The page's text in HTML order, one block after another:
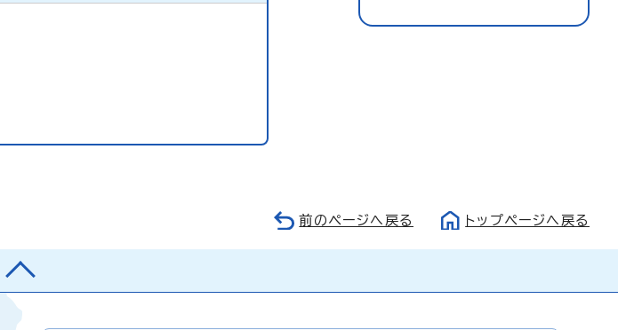
前のページへ戻る トップページへ戻る